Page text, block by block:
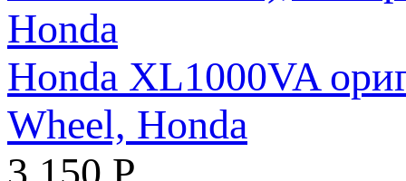
Honda XL1000VA
Wheel, Honda